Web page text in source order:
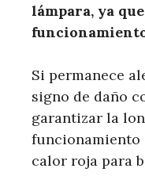
lámpara, ya
Si permanece
signo de daño
garantizar la
funcionamiento
calor roja para